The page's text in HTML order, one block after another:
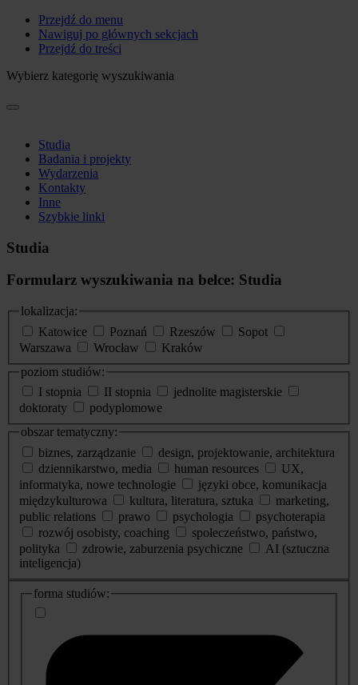
Przejdź do menu
Nawiguj po głównych sekcjach
Przejdź do treści
Wybierz kategorię wyszukiwania
Studia
Badania i projekty
Wydarzenia
Kontakty
Inne
Szybkie linki
Studia
Formularz wyszukiwania na belce: Studia
lokalizacja:
Katowice
Poznań Rzeszów
Sopot
Warszawa
Wrocław
Kraków
poziom studiów:
I stopnia
II stopnia
jednolite magisterskie
doktoraty
podyplomowe
obszar tematyczny:
biznes, zarządzanie
design, projektowanie, architektura
dziennikarstwo, media
human resources
UX,
informatyka, nowe technologie
języki obce, komunikacja
międzykulturowa
kultura, literatura, sztuka
marketing,
public relations
prawo psychologia
psychoterapia
rozwój osobisty, coaching
społeczeństwo, państwo,
polityka
zdrowie, zaburzenia psychiczne
AI (sztuczna
inteligencja)
dodatkowe
informacje
forma studiów: